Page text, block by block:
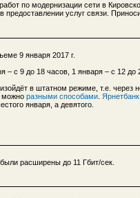
по модернизации сети в
услуг связи.
9 января 2017 г.
– с 9 до 18 часов, 1 января – с 12
в штатном режиме, т.е. через
можно разными способами Ярнетбанк
января, а девятого.
расширены до 11 Гбит/сек.